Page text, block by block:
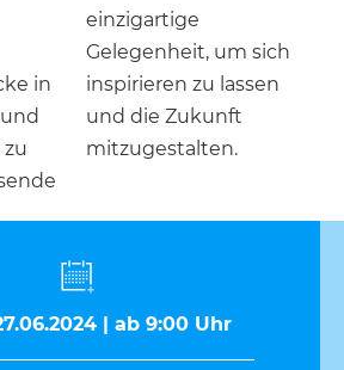
in
mitzugestalten.
| ab 9:00 Uhr